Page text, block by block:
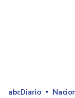
abcDiario